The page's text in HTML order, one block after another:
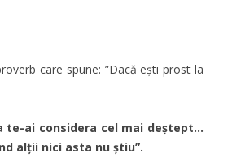
care spune: ”Dacă ești prost la
te-ai considera cel mai deștept…
alții nici asta nu știu”.